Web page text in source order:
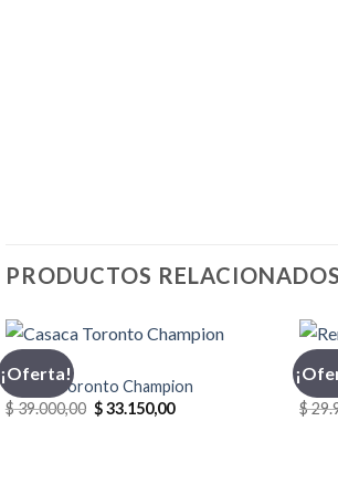
PRODUCTOS RELACIONADOS
¡Oferta!
CASACA
Casaca Toronto Champion
$39.000,00 El
precio
$33.150,00El
$